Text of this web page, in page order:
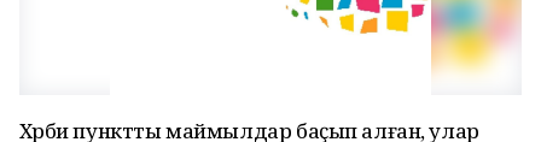
Хәрби пунктты маймылдар баҫып алған, улар